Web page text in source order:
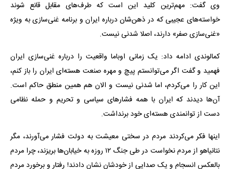
وی گفت: مهم‌ترین کلید این است که طرف‌های مقابل قانع شوند
خواسته‌های عجیبی که در ذهن‌شان درباره ایران و برنامه غنی‌سازی به ویژه
«غنی‌سازی صفر» دارند، اصلا شدنی نیست.
کمالوندی ادامه داد: یک زمانی اوباما واقعیت را درباره غنی‌سازی ایران
فهمید و گفت اگر می‌توانستم پیچ و مهره صنعت هسته‌ای ایران را باز کنم،
این کار را می‌کردم، اما شدنی نیست و الان هم همین منطق حاکم است.
آن‌ها دیدند که ایران با همه فشارهای سیاسی و تحریم و حمله نظامی
دست از توانمندی هسته‌ای خود برنداشت.
اینها فکر می‌کردند مردم در سختی معیشت به دولت فشار می‌آورند، مگر
نتانیاهو از مردم نخواست در طی جنگ ۱۲ روزه به خیابان‌ها بریزند، چرا مردم
بالعکس انسجام و یک صدایی از خودشان نشان دادند‍! رفتار و برخورد مردم